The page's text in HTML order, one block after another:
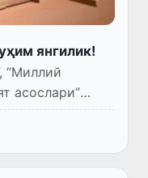
янгилик!
“Миллий
асослари”
фанлари
фани йўлга